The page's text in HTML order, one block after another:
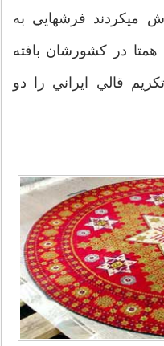
ميكردند فرشهايي به
در كشورشان بافته
قالي ايراني را دو